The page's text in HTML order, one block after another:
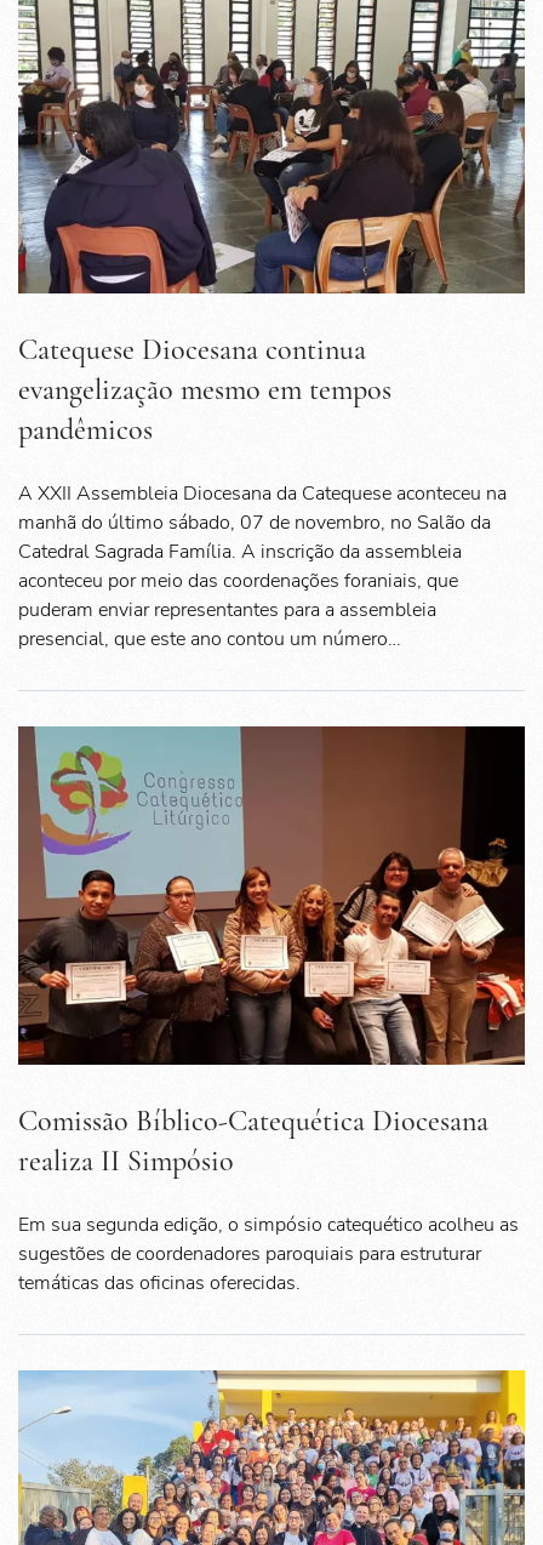
Catequese Diocesana continua
evangelização mesmo em tempos
pandêmicos
A XXII Assembleia Diocesana da Catequese aconteceu na
manhã do último sábado, 07 de novembro, no Salão da
Catedral Sagrada Família. A inscrição da assembleia
aconteceu por meio das coordenações foraniais, que
puderam enviar representantes para a assembleia
presencial, que este ano contou um número…
Comissão Bíblico-Catequética Diocesana
realiza II Simpósio
Em sua segunda edição, o simpósio catequético acolheu as
sugestões de coordenadores paroquiais para estruturar
temáticas das oficinas oferecidas.